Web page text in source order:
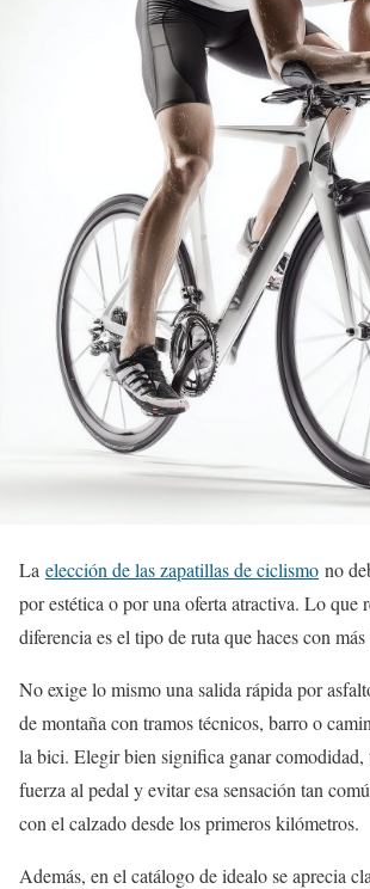
La elección de las zapatillas de ciclismo no
por estética o por una oferta atractiva. Lo que
diferencia es el tipo de ruta que haces con
No exige lo mismo una salida rápida por
de montaña con tramos técnicos, barro o
la bici. Elegir bien significa ganar comodidad,
fuerza al pedal y evitar esa sensación tan
con el calzado desde los primeros kilómetros.
Además, en el catálogo de idealo se aprecia